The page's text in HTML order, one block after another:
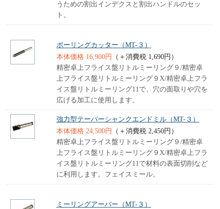
うための割出インデクスと割出ハンドルのセッ
ト。
ボーリングカッター（MT-３）
本体価格 16,900円
（＋消費税 1,690円）
精密卓上フライス盤リトルミーリング９/精密卓
上フライス盤リトルミーリング９X/精密卓上フラ
イス盤リトルミーリング11で、穴の面取りや穴を
広げる加工に使用します。
強力型テーパーシャンクエンドミル（MT-３）
本体価格 24,500円
（＋消費税 2,450円）
精密卓上フライス盤リトルミーリング９/精密卓
上フライス盤リトルミーリング９X/精密卓上フラ
イス盤リトルミーリング11で材料の表面切削など
に利用します。フェイスミール。
ミーリングアーバー（MT-３）